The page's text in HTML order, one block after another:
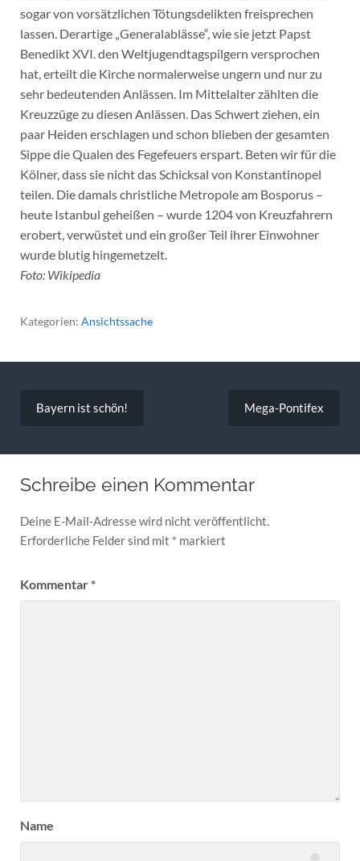
sogar von vorsätzlichen Tötungsdelikten freisprechen
lassen. Derartige „Generalablässe“, wie sie jetzt Papst
Benedikt XVI. den Weltjugendtagspilgern versprochen
hat, erteilt die Kirche normalerweise ungern und nur zu
sehr bedeutenden Anlässen. Im Mittelalter zählten die
Kreuzzüge zu diesen Anlässen. Das Schwert ziehen, ein
paar Heiden erschlagen und schon blieben der gesamten
Sippe die Qualen des Fegefeuers erspart. Beten wir für die
Kölner, dass sie nicht das Schicksal von Konstantinopel
teilen. Die damals christliche Metropole am Bosporus –
heute Istanbul geheißen – wurde 1204 von Kreuzfahrern
erobert, verwüstet und ein großer Teil ihrer Einwohner
wurde blutig hingemetzelt.
Foto: Wikipedia
Kategorien: Ansichtssache
Bayern ist schön! Mega-Pontifex
Schreibe einen Kommentar
Deine E-Mail-Adresse wird nicht veröffentlicht.
Erforderliche Felder sind mit * markiert
Kommentar*
Name